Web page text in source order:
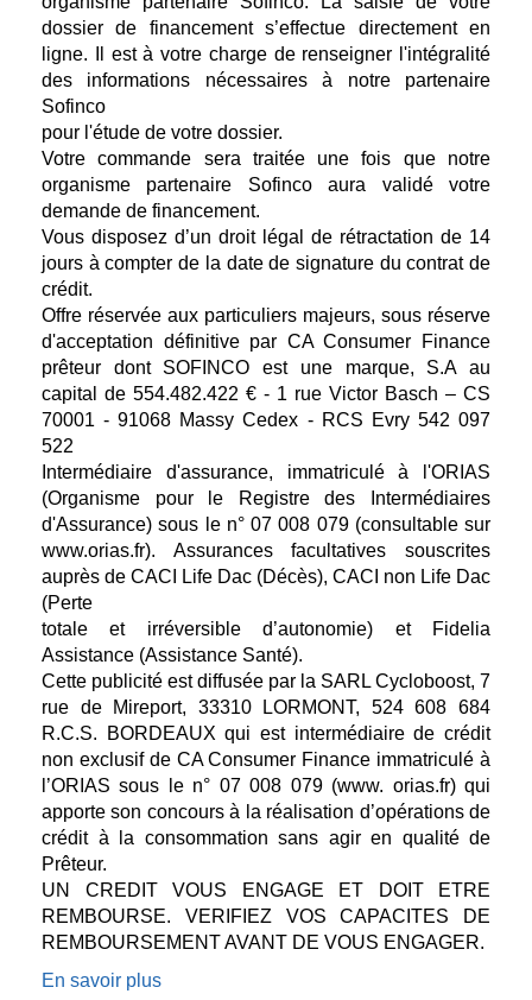
dossier de financement s’effectue directement en
ligne. Il est à votre charge de renseigner l'intégralité
des informations nécessaires à notre partenaire
Sofinco
pour l'étude de votre dossier.
Votre commande sera traitée une fois que notre
organisme partenaire Sofinco aura validé votre
demande de financement.
Vous disposez d’un droit légal de rétractation de 14
jours à compter de la date de signature du contrat de
crédit.
Offre réservée aux particuliers majeurs, sous réserve
d'acceptation définitive par CA Consumer Finance
prêteur dont SOFINCO est une marque, S.A au
capital de 554.482.422 € - 1 rue Victor Basch – CS
70001 - 91068 Massy Cedex - RCS Evry 542 097
522
Intermédiaire d'assurance, immatriculé à l'ORIAS
(Organisme pour le Registre des Intermédiaires
d'Assurance) sous le n° 07 008 079 (consultable sur
www.orias.fr). Assurances facultatives souscrites
auprès de CACI Life Dac (Décès), CACI non Life Dac
(Perte
totale et irréversible d’autonomie) et Fidelia
Assistance (Assistance Santé).
Cette publicité est diffusée par la SARL Cycloboost, 7
rue de Mireport, 33310 LORMONT, 524 608 684
R.C.S. BORDEAUX qui est intermédiaire de crédit
non exclusif de CA Consumer Finance immatriculé à
l’ORIAS sous le n° 07 008 079 (www. orias.fr) qui
apporte son concours à la réalisation d’opérations de
crédit à la consommation sans agir en qualité de
Prêteur.
UN CREDIT VOUS ENGAGE ET DOIT ETRE
REMBOURSE. VERIFIEZ VOS CAPACITES DE
REMBOURSEMENT AVANT DE VOUS ENGAGER.
En savoir plus